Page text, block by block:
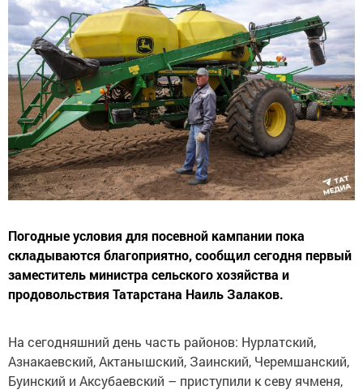
Погодные условия для посевной кампании пока
складываются благоприятно, сообщил сегодня первый
заместитель министра сельского хозяйства и
продовольствия Татарстана Наиль Залаков.
На сегодняшний день часть районов: Нурлатский,
Азнакаевский, Актанышский, Заинский, Черемшанский,
Буинский и Аксубаевский – приступили к севу ячменя,